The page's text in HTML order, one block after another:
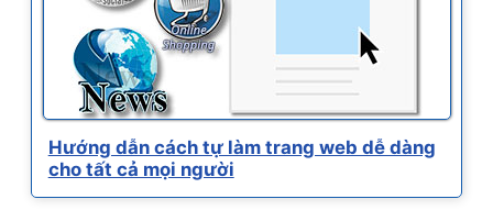
Hướng dẫn cách tự làm trang web dễ dàng
cho tất cả mọi người